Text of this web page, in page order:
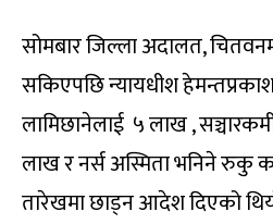
सोमबार जिल्ला अदालत,
सकिएपछि न्यायधीश
लामिछानेलाई ५ लाख ,
लाख र नर्स अस्मिता भनिने रुकु
तारेखमा छाड्न आदेश दिएको